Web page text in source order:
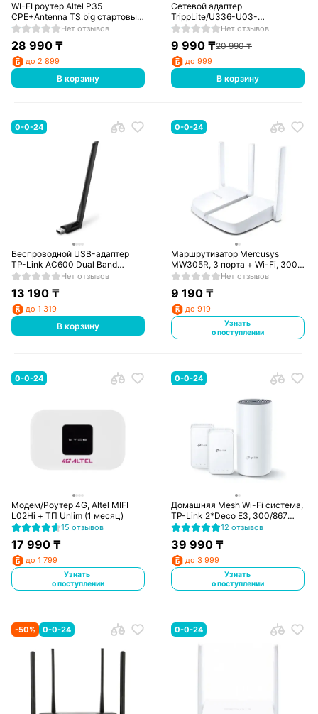
WI-FI роутер Altel P35
CPE+Antenna TS big стартовый
комплект
Нет отзывов
28 990₸
до 2 899
В корзину
Сетевой адаптер
TrippLite/U336-U03-
GB/10/100/1000/USB/RJ-45
Нет отзывов
9 990 ₸20 990₸
до 999
В корзину
0-0-24
Беспроводной USB-адаптер
TP-Link AC600 Dual Band
Archer T2U PlusНет отзывов
13 190₸
до 1 319
В корзину
0-0-24
Маршрутизатор Mercusys
MW305R, 3 порта + Wi-Fi, 300
Mbps (MW305R)Нет отзывов
9 190 ₸
до 919
Узнать
о поступлении
0-0-24
Модем/Роутер 4G, Altel MIFI
L02Hi + ТП Unlim (1 месяц)
15 отзывов
17 990₸
до 1 799
Узнать
о поступлении
0-0-24
Домашняя Mesh Wi-Fi система,
TP-Link 2*Deco E3, 300/867
Mbps (Deco E3)12 отзывов
39 990 ₸
до 3 999
Узнать
о поступлении
-50% 0-0-24 0-0-24